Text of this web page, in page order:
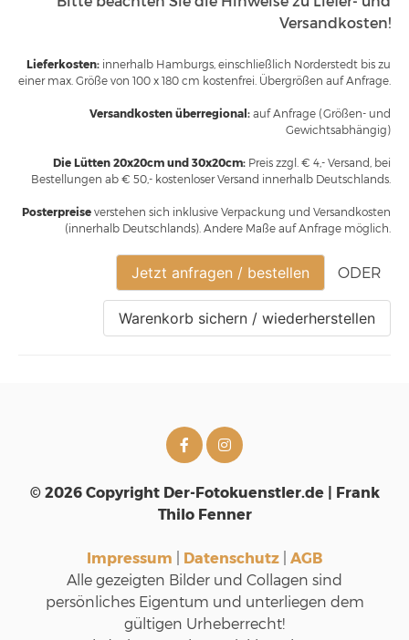
Versandkosten!
Lieferkosten: innerhalb Hamburgs, einschließlich Norderstedt bis zu
einer max. Größe von 100 x 180 cm kostenfrei. Übergrößen auf Anfrage.
Versandkosten überregional: auf Anfrage (Größen- und
Gewichtsabhängig)
Die Lütten 20x20cm und 30x20cm: Preis zzgl. € 4,- Versand, bei
Bestellungen ab € 50,- kostenloser Versand innerhalb Deutschlands.
Posterpreise verstehen sich inklusive Verpackung und Versandkosten
(innerhalb Deutschlands). Andere Maße auf Anfrage möglich.
Jetzt anfragen / bestellen ODER
Warenkorb sichern / wiederherstellen
© 2026 Copyright Der-Fotokuenstler.de | Frank
Thilo Fenner
Impressum Datenschutz
AGB
Alle gezeigten Bilder und Collagen sind
persönliches Eigentum und unterliegen dem
gültigen Urheberrecht!